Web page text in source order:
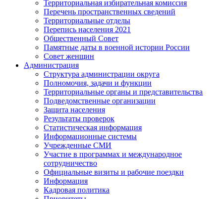
Территориальная избирательная комиссия
Перечень пространственных сведений
Территориальные отделы
Перепись населения 2021
Общественный Совет
Памятные даты в военной истории России
Совет женщин
Администрация
Структура администрации округа
Полномочия, задачи и функции
Территориальные органы и представительства
Подведомственные организации
Защита населения
Результаты проверок
Статистическая информация
Информационные системы
Учрежденные СМИ
Участие в программах и международное
сотрудничество
Официальные визиты и рабочие поездки
Информация
Кадровая политика